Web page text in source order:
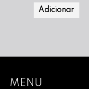
Adicionar
MENU